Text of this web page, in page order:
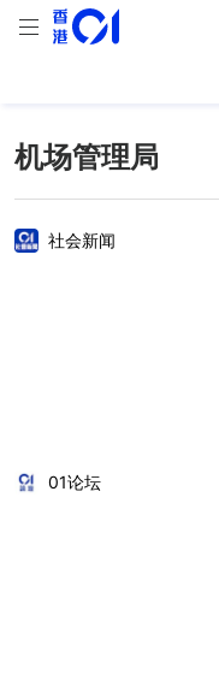
机场管理局
社会新闻
01论坛